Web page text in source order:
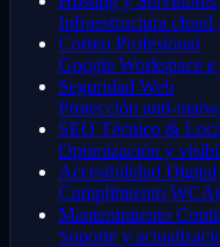
Infraestructura cloud
Correo Profesional
Google Workspace e
Seguridad Web
Protección anti-
SEO Técnico &
Optimización y
Accesibilidad Digital
Cumplimiento
Mantenimiento
Soporte y